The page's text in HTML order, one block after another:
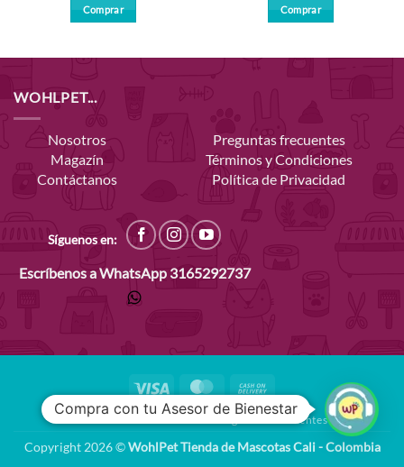
Comprar Comprar
WOHLPET...
Nosotros
Magazín
Contáctanos
Preguntas frecuentes
Términos y Condiciones
Política de Privacidad
Síguenos en:
Escríbenos a WhatsApp 3165292737
Visa MasterCard
On
Delivery
Nosotros Contáctanos Preguntas Frecuentes
Copyright 2026 ©WohlPet Tienda de Mascotas Cali - Colombia
Compra con tu Asesor de Bienestar